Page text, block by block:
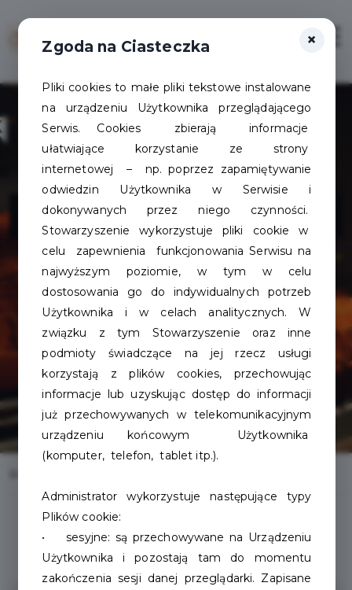
Kino Wolność
×
Zgoda na Ciasteczka
Pliki cookies to małe pliki tekstowe instalowane
na urządzeniu Użytkownika przeglądającego
Serwis. Cookies zbierają informacje
ułatwiające korzystanie ze strony
internetowej – np. poprzez zapamiętywanie
odwiedzin Użytkownika w Serwisie i
dokonywanych przez niego czynności.
Stowarzyszenie wykorzystuje pliki cookie w
celu zapewnienia funkcjonowania Serwisu na
najwyższym poziomie, w tym w celu
dostosowania go do indywidualnych potrzeb
Użytkownika i w celach analitycznych. W
związku z tym Stowarzyszenie oraz inne
podmioty świadczące na jej rzecz usługi
korzystają z plików cookies, przechowując
informacje lub uzyskując dostęp do informacji
już przechowywanych w telekomunikacyjnym
urządzeniu końcowym Użytkownika
(komputer, telefon, tablet itp.).
Administrator wykorzystuje następujące typy
Plików cookie:
• sesyjne: są przechowywane na Urządzeniu
Użytkownika i pozostają tam do momentu
zakończenia sesji danej przeglądarki. Zapisane